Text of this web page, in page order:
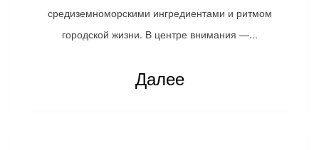
средиземноморскими ингредиентами и ритмом
городской жизни. В центре внимания —...
Далее